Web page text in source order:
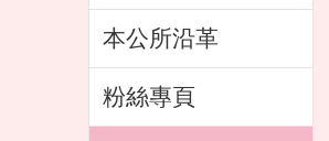
本公所沿革
粉絲專頁